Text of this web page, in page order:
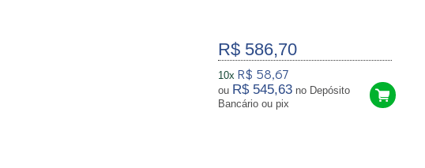
R$ 586,70
10x R$ 58,67
ou R$ 545,63 no Depósito
Bancário ou pix